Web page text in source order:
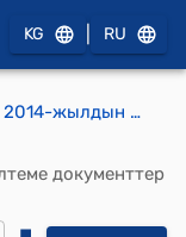
KG RU
КР Жогорку Кеңешинин 2014-жылдын 24-декабрындагы № 4621-V "Кыргыз Республикасынын Өкмөтүнүн курамы жөнүндө" Кыргыз Республикасынын Жогорку Кеңешинин 2014-жылдын 3-апрелиндеги № 3935-V токтомуна өзгөртүү киргизүү тууралуу" токтому
документтер